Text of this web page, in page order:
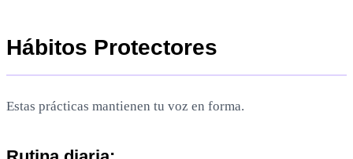
Hábitos Protectores
Estas prácticas mantienen tu voz en forma.